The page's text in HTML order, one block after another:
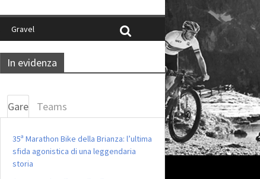
Gravel
In evidenza
Gare Teams
35ª Marathon Bike della Brianza: l’ultima
sfida agonistica di una leggendaria
storia